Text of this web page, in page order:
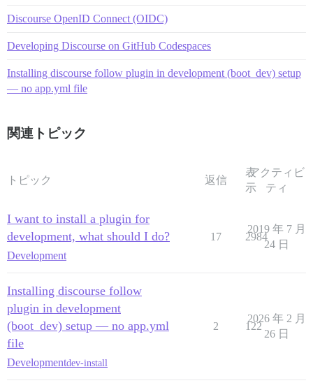
Discourse OpenID Connect (OIDC)
Developing Discourse on GitHub Codespaces
Installing discourse follow plugin in development (boot_dev) setup
— no app.yml file
関連トピック
トピック 返信
表
示
アクティビ
ティ
I want to install a plugin for
development, what should I do?
Development
17 2984
2019 年 7 月
24 日
Installing discourse follow
plugin in development
(boot_dev) setup — no app.yml
file
Developmentdev-install
2 122
2026 年 2 月
26 日